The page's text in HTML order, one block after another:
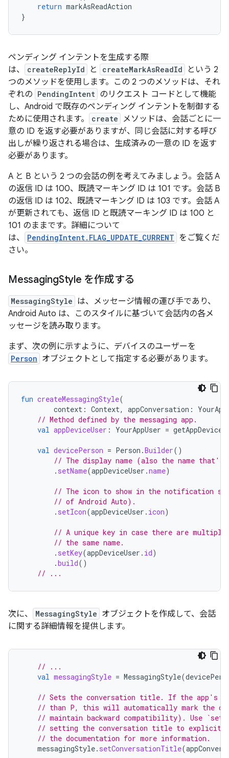
return markAsReadAction
}
ペンディング インテントを生成する際
は、
createReplyId と createMarkAsReadId
という 2
つのメソッドを使用します。この 2 つのメソッドは、それ
ぞれの PendingIntent のリクエスト コードとして機能
し、Android で既存のペンディング インテントを制御する
ために使用されます。
create
メソッドは、会話ごとに一
意の ID を返す必要がありますが、同じ会話に対する呼び
出しが繰り返される場合は、生成済みの一意の ID を返す
必要があります。
A と B という 2 つの会話の例を考えてみましょう。会話 A
の返信 ID は 100、既読マーキング ID は 101 です。会話 B
の返信 ID は 102、既読マーキング ID は 103 です。会話 A
が更新されても、返信 ID と既読マーキング ID は 100 と
101 のままです。詳細について
は、
PendingIntent.FLAG_UPDATE_CURRENT をご覧くだ
さい。
MessagingStyle を作成する
MessagingStyle は、メッセージ情報の運び手であり、
Android Auto は、このスタイルに基づいて会話内の各メ
ッセージを読み取ります。
まず、次の例に示すように、デバイスのユーザーを
Person オブジェクトとして指定する必要があります。
fun createMessagingStyle(
context : Context, appConversation :
// Method defined by the messaging app.
val appDeviceUser : YourAppUser =
val devicePerson = Person .Builder()
// The display name (also the name
. setName(appDeviceUser .name)
// The icon to show in the notification
// of Android Auto).
. setIcon(appDeviceUser . icon)
// A unique key in case there are
// the same name.
. setKey(appDeviceUser . id)
.build()
// ...
次に、 MessagingStyle オブジェクトを作成して、会話
に関する詳細情報を提供します。
// ...
val messagingStyle = MessagingStyle(
// Sets the conversation title. If the app's
// than P, this will automatically mark the
// maintain backward compatibility). Use
// setting the conversation title to explicitly
// the documentation for more information.
messagingStyle. setConversationTitle(